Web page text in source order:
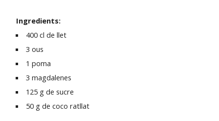
Ingredients:
400 cl de llet
3 ous
1 poma
3 magdalenes
125 g de sucre
50 g de coco ratllat